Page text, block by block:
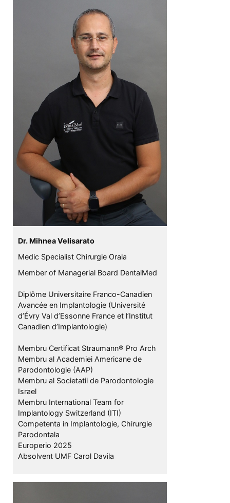
Dr. Mihnea Velisarato
Medic Specialist Chirurgie Orala
Member of Managerial Board DentalMed
Diplôme Universitaire Franco-Canadien
Avancée en Implantologie (Université
d’Évry Val d’Essonne France et l’Institut
Canadien d’Implantologie)
Membru Certificat Straumann® Pro Arch
Membru al Academiei Americane de
Parodontologie (AAP)
Membru al Societatii de Parodontologie
Israel
Membru International Team for
Implantology Switzerland (ITI)
Competenta in Implantologie, Chirurgie
Parodontala
Europerio 2025
Absolvent UMF Carol Davila